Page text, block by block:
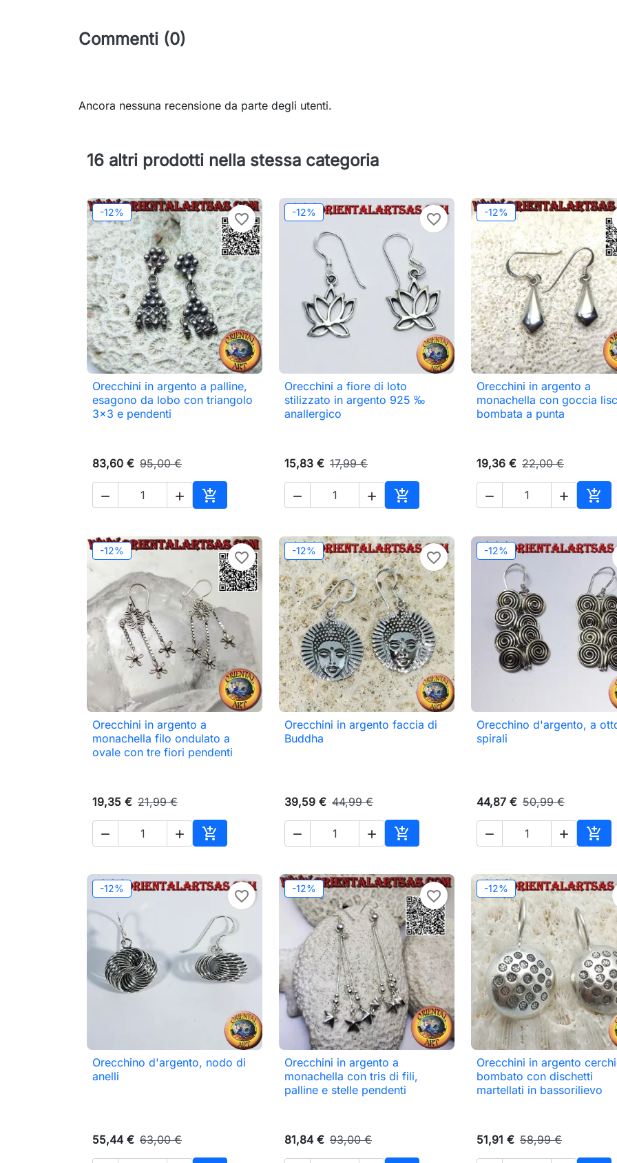
Commenti (0)
Ancora nessuna recensione da parte degli utenti.
16 altri prodotti nella stessa categoria
-12% favorite_border
 Anteprima
Orecchini in argento a palline,
esagono da lobo con triangolo
3x3 e pendenti
83,60 € 95,00 €
  
Aggiungi al carrello
-12% favorite_border
 Anteprima
Orecchini a fiore di loto
stilizzato in argento 925 ‰
anallergico
15,83 € 17,99 €
  
Aggiungi al carrello
-12%
 Anteprima
Orecchini in argento a
monachella con goccia
bombata a punta
19,36 € 22,00 €
  
-12% favorite_border
 Anteprima
Orecchini in argento a
monachella filo ondulato a
ovale con tre fiori pendenti
19,35 € 21,99 €
  
Aggiungi al carrello
-12% favorite_border
 Anteprima
Orecchini in argento faccia di
Buddha
39,59 € 44,99 €
  
Aggiungi al carrello
-12%
 Anteprima
Orecchino d'argento, a
spirali
44,87 € 50,99 €
  
-12% favorite_border
 Anteprima
Orecchino d'argento, nodo di
anelli
55,44 € 63,00 €
-12% favorite_border
 Anteprima
Orecchini in argento a
monachella con tris di fili,
palline e stelle pendenti
81,84 € 93,00 €
-12%
 Anteprima
Orecchini in argento
bombato con dischetti
martellati in bassorilievo
51,91 € 58,99 €